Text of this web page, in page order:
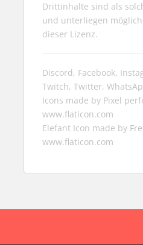
Drittinhalte sind als
und unterliegen
dieser Lizenz.
Discord, Facebook,
Twitch, Twitter,
Icons made by Pixel
www.flaticon.com
Elefant Icon made by
www.flaticon.com